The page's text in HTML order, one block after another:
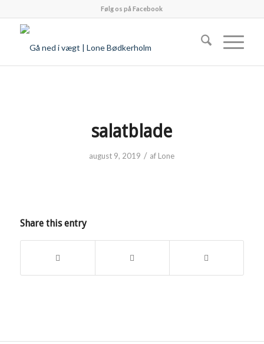
Følg os på Facebook
salatblade
august 9, 2019 / af Lone
Share this entry